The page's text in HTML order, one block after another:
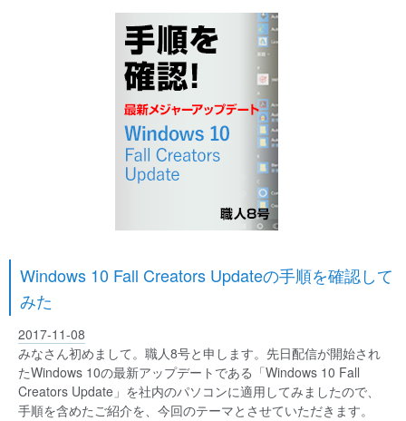
Windows 10 Fall Creators Updateの手順を確認して
みた
2017-11-08
みなさん初めまして。職人8号と申します。先日配信が開始され
たWindows 10の最新アップデートである「Windows 10 Fall
Creators Update」を社内のパソコンに適用してみましたので、
手順を含めたご紹介を、今回のテーマとさせていただきます。